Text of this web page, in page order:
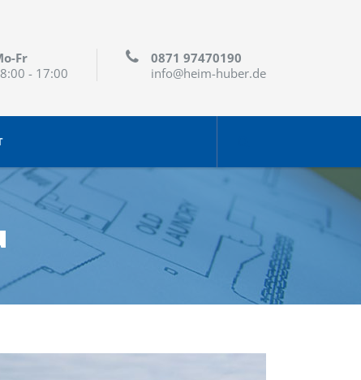
Fr
- 17:00
0871 97470190
info@heim-huber.de